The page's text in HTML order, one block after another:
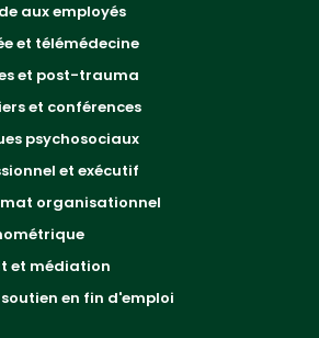
aux employés
et télémédecine
et post-trauma
et conférences
psychosociaux
et exécutif
organisationnel
et médiation
en fin d'emploi